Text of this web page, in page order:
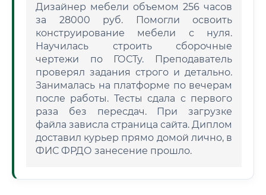
Дизайнер мебели объемом 256 часов
за 28000 руб. Помогли освоить
конструирование мебели с нуля.
Научилась строить сборочные
чертежи по ГОСТу. Преподаватель
проверял задания строго и детально.
Занималась на платформе по вечерам
после работы. Тесты сдала с первого
раза без пересдач. При загрузке
файла зависла страница сайта. Диплом
доставил курьер прямо домой лично, в
ФИС ФРДО занесение прошло.